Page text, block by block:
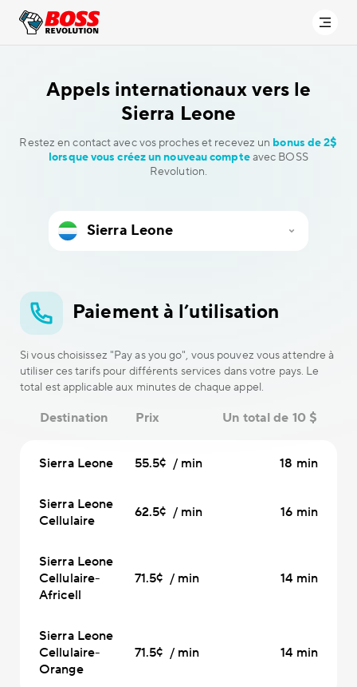
Appels internationaux vers le
Sierra Leone
Restez en contact avec vos proches et recevez un bonus de 2$
lorsque vous créez un nouveau compteavec BOSS
Revolution.
Paiement à l’utilisation
Si vous choisissez "Pay as you go", vous pouvez vous attendre à
utiliser ces tarifs pour différents services dans votre pays. Le
total est applicable aux minutes de chaque appel.
Destination Prix Un total de 10 $
Sierra Leone 55.5¢ / min 18 min
Sierra Leone
Cellulaire
62.5¢ / min 16 min
Sierra Leone
Cellulaire-
Africell
71.5¢ / min 14 min
Sierra Leone
Cellulaire-
Orange
71.5¢ / min 14 min